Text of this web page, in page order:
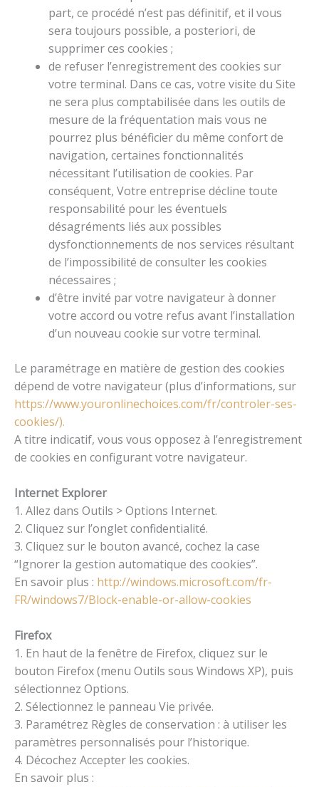
part, ce procédé n’est pas définitif, et il vous
sera toujours possible, a posteriori, de
supprimer ces cookies ;
de refuser l’enregistrement des cookies sur
votre terminal. Dans ce cas, votre visite du Site
ne sera plus comptabilisée dans les outils de
mesure de la fréquentation mais vous ne
pourrez plus bénéficier du même confort de
navigation, certaines fonctionnalités
nécessitant l’utilisation de cookies. Par
conséquent, Votre entreprise décline toute
responsabilité pour les éventuels
désagréments liés aux possibles
dysfonctionnements de nos services résultant
de l’impossibilité de consulter les cookies
nécessaires ;
d’être invité par votre navigateur à donner
votre accord ou votre refus avant l’installation
d’un nouveau cookie sur votre terminal.
Le paramétrage en matière de gestion des cookies
dépend de votre navigateur (plus d’informations, sur
https://www.youronlinechoices.com/fr/controler-ses-
cookies/).
A titre indicatif, vous vous opposez à l’enregistrement
de cookies en configurant votre navigateur.
Internet Explorer
1. Allez dans Outils > Options Internet.
2. Cliquez sur l’onglet confidentialité.
3. Cliquez sur le bouton avancé, cochez la case
“Ignorer la gestion automatique des cookies”.
En savoir plus : http://windows.microsoft.com/fr-
FR/windows7/Block-enable-or-allow-cookies
Firefox
1. En haut de la fenêtre de Firefox, cliquez sur le
bouton Firefox (menu Outils sous Windows XP), puis
sélectionnez Options.
2. Sélectionnez le panneau Vie privée.
3. Paramétrez Règles de conservation : à utiliser les
paramètres personnalisés pour l’historique.
4. Décochez Accepter les cookies.
En savoir plus :